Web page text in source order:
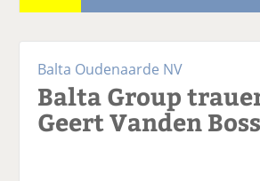
Balta Oudenaarde NV
Balta Group
Geert Vanden